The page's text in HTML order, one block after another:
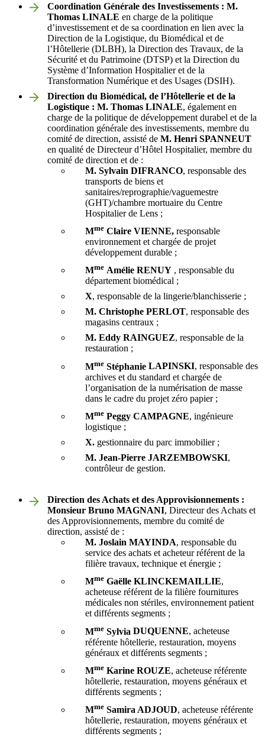
Coordination Générale des Investissements : M.
Thomas LINALE en charge de la politique
d’investissement et de sa coordination en lien avec la
Direction de la Logistique, du Biomédical et de
l’Hôtellerie (DLBH), la Direction des Travaux, de la
Sécurité et du Patrimoine (DTSP) et la Direction du
Système d’Information Hospitalier et de la
Transformation Numérique et des Usages (DSIH).
Direction du Biomédical, de l’Hôtellerie et de la
Logistique : M. Thomas LINALE, également en
charge de la politique de développement durabel et de la
coordination générale des investissements, membre du
comité de direction, assisté de M. Henri SPANNEUT
en qualité de Directeur d’Hôtel Hospitalier, membre du
comité de direction et de :
M. Sylvain DIFRANCO, responsable des
transports de biens et
sanitaires/reprographie/vaguemestre
(GHT)/chambre mortuaire du Centre
Hospitalier de Lens ;
Mme Claire VIENNE, responsable
environnement et chargée de projet
développement durable ;
Mme Amélie RENUY , responsable du
département biomédical ;
X, responsable de la lingerie/blanchisserie ;
M. Christophe PERLOT, responsable des
magasins centraux ;
M. Eddy RAINGUEZ, responsable de la
restauration ;
Mme Stéphanie LAPINSKI, responsable des
archives et du standard et chargée de
l’organisation de la numérisation de masse
dans le cadre du projet zéro papier ;
Mme Peggy CAMPAGNE, ingénieure
logistique ;
X. gestionnaire du parc immobilier ;
M. Jean-Pierre JARZEMBOWSKI,
contrôleur de gestion.
Direction des Achats et des Approvisionnements :
Monsieur Bruno MAGNANI, Directeur des Achats et
des Approvisionnements, membre du comité de
direction, assisté de :
M. Joslain MAYINDA, responsable du
service des achats et acheteur référent de la
filière travaux, technique et énergie ;
Mme Gaëlle KLINCKEMAILLIE,
acheteuse référent de la filière fournitures
médicales non stériles, environnement patient
et différents segments ;
Mme Sylvia DUQUENNE, acheteuse
référente hôtellerie, restauration, moyens
généraux et différents segments ;
Mme Karine ROUZE, acheteuse référente
hôtellerie, restauration, moyens généraux et
différents segments ;
Mme SamiraADJOUD, acheteuse référente
hôtellerie, restauration, moyens généraux et
différents segments ;